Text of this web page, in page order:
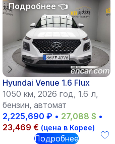
Hyundai Venue 1.6 Flux
1050 км, 2026 год, 1.6 л,
бензин, автомат
2,225,690 ₽ • 27,088 $ •
23,469 € (цена в Корее)
Подробнее